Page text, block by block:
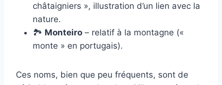
châtaigniers », illustration d’un lien avec la
nature.
🏞️ Monteiro – relatif à la montagne («
monte » en portugais).
Ces noms, bien que peu fréquents, sont de